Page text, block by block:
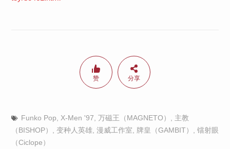
赞 分享
Funko Pop X-Men '97 万磁王（MAGNETO）
主教
（BISHOP）
变种人英雄, 漫威工作室 牌皇（GAMBIT）
镭射眼
（Ciclope）